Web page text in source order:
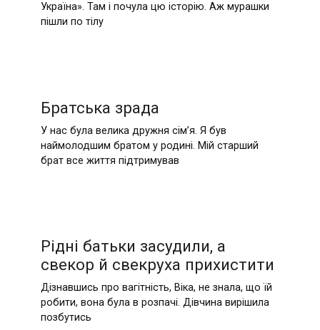
Україна». Там і почула цю історію. Аж мурашки
пішли по тілу
Братська зрада
У нас була велика дружня сім’я. Я був
наймолодшим братом у родині. Мій старший
брат все життя підтримував
Рідні батьки засудили, а
свекор й свекруха прихистити
Дізнавшись про вагітність, Віка, не знала, що їй
робити, вона була в розпачі. Дівчина вирішила
позбутись